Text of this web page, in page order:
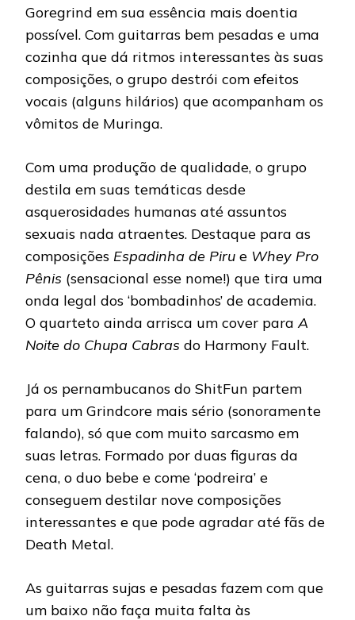
Goregrind em sua essência mais doentia
possível. Com guitarras bem pesadas e uma
cozinha que dá ritmos interessantes às suas
composições, o grupo destrói com efeitos
vocais (alguns hilários) que acompanham os
vômitos de Muringa.
Com uma produção de qualidade, o grupo
destila em suas temáticas desde
asquerosidades humanas até assuntos
sexuais nada atraentes. Destaque para as
composições Espadinha de Piru e Whey Pro
Pênis (sensacional esse nome!) que tira uma
onda legal dos ‘bombadinhos’ de academia.
O quarteto ainda arrisca um cover paraA
Noite do Chupa Cabras do Harmony Fault.
Já os pernambucanos do ShitFun partem
para um Grindcore mais sério (sonoramente
falando), só que com muito sarcasmo em
suas letras. Formado por duas figuras da
cena, o duo bebe e come ‘podreira’ e
conseguem destilar nove composições
interessantes e que pode agradar até fãs de
Death Metal.
As guitarras sujas e pesadas fazem com que
um baixo não faça muita falta às